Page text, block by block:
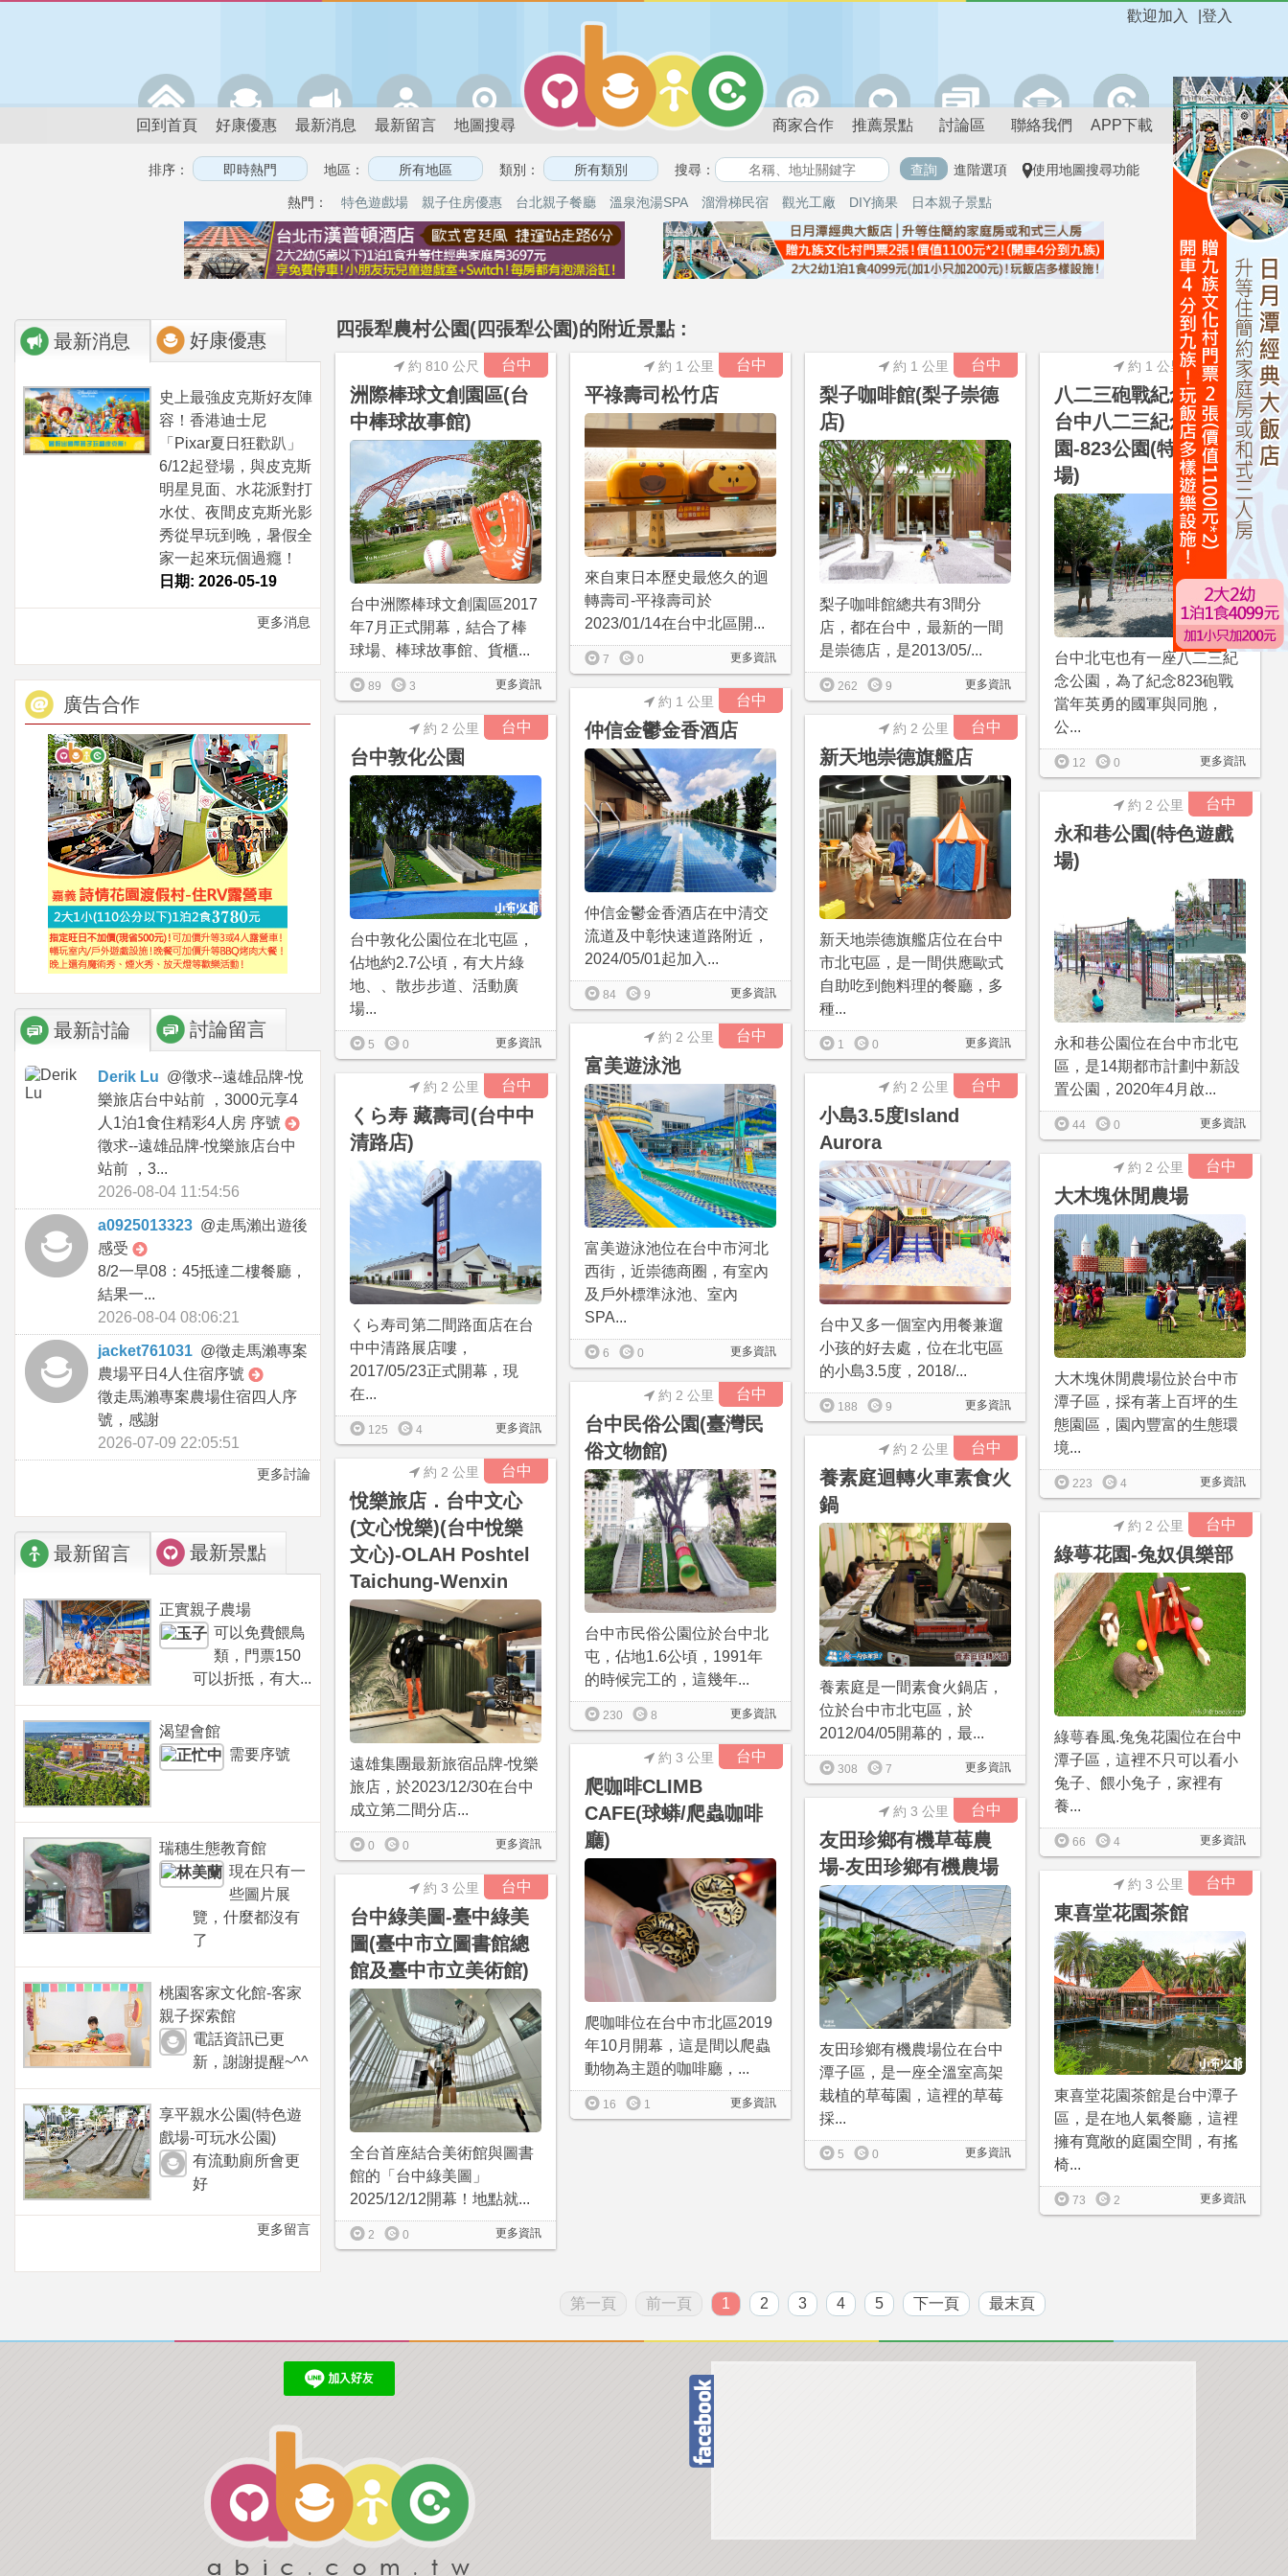
登入
歡迎加入
回到首頁 好康優惠 最新消息 最新留言 地圖搜尋 商家合作 推薦景點 討論區 聯絡我們 APP下載
排序： 地區： 類別： 搜尋： 進階選項 使用地圖搜尋功能
熱門： 特色遊戲場 親子住房優惠 台北親子餐廳 溫泉泡湯SPA 溜滑梯民宿 觀光工廠 DIY摘果 日本親子景點
最新消息 好康優惠
史上最強皮克斯好友陣
容！香港迪士尼
「Pixar夏日狂歡趴」
6/12起登場，與皮克斯
明星見面、水花派對打
水仗、夜間皮克斯光影
秀從早玩到晚，暑假全
家一起來玩個過癮！
日期: 2026-05-19
更多消息
廣告合作
最新討論 討論留言
Derik Lu @徵求--遠雄品牌-悅
樂旅店台中站前 ，3000元享4
人1泊1食住精彩4人房 序號
徵求--遠雄品牌-悅樂旅店台中
站前 ，3...
2026-08-04 11:54:56
a0925013323 @走馬瀨出遊後
感受
8/2一早08：45抵達二樓餐廳，
結果一...
2026-08-04 08:06:21
jacket761031 @徵走馬瀨專案
農場平日4人住宿序號
徵走馬瀨專案農場住宿四人序
號，感謝
2026-07-09 22:05:51
更多討論
最新留言 最新景點
正實親子農場
可以免費餵鳥
類，門票150
可以折抵，有大...
渴望會館
需要序號
瑞穗生態教育館
現在只有一
些圖片展
覽，什麼都沒有
了
桃園客家文化館-客家
親子探索館
電話資訊已更
新，謝謝提醒~^^
享平親水公園(特色遊
戲場-可玩水公園)
有流動廁所會更
好
更多留言
四張犁農村公園(四張犁公園)的附近景點 : 進階搜尋
台中
約 810 公尺
洲際棒球文創園區(台
中棒球故事館)
台中洲際棒球文創園區2017
年7月正式開幕，結合了棒
球場、棒球故事館、貨櫃...
更多資訊
89 3
台中
約 1 公里
平祿壽司松竹店
來自東日本歷史最悠久的迴
轉壽司-平祿壽司於
2023/01/14在台中北區開...
更多資訊
7 0
台中
約 1 公里
梨子咖啡館(梨子崇德
店)
梨子咖啡館總共有3間分
店，都在台中，最新的一間
是崇德店，是2013/05/...
更多資訊
262 9
台中
約 1 公里
八二三砲戰紀念公園-
台中八二三紀念公
園-823公園(特色遊戲
場)
台中北屯也有一座八二三紀
念公園，為了紀念823砲戰
當年英勇的國軍與同胞，
公...
更多資訊
12 0
台中
約 1 公里
仲信金鬱金香酒店
仲信金鬱金香酒店在中清交
流道及中彰快速道路附近，
2024/05/01起加入...
更多資訊
84 9
台中
約 2 公里
台中敦化公園
台中敦化公園位在北屯區，
佔地約2.7公頃，有大片綠
地、、散步步道、活動廣
場...
更多資訊
5 0
台中
約 2 公里
新天地崇德旗艦店
新天地崇德旗艦店位在台中
市北屯區，是一間供應歐式
自助吃到飽料理的餐廳，多
種...
更多資訊
1 0
台中
約 2 公里
永和巷公園(特色遊戲
場)
永和巷公園位在台中市北屯
區，是14期都市計劃中新設
置公園，2020年4月啟...
更多資訊
44 0
台中
約 2 公里
富美遊泳池
富美遊泳池位在台中市河北
西街，近崇德商圈，有室內
及戶外標準泳池、室內
SPA...
更多資訊
6 0
台中
約 2 公里
くら寿 藏壽司(台中中
清路店)
くら寿司第二間路面店在台
中中清路展店嘍，
2017/05/23正式開幕，現
在...
更多資訊
125 4
台中
約 2 公里
小島3.5度Island
Aurora
台中又多一個室內用餐兼遛
小孩的好去處，位在北屯區
的小島3.5度，2018/...
更多資訊
188 9
台中
約 2 公里
大木塊休閒農場
大木塊休閒農場位於台中市
潭子區，採有著上百坪的生
態園區，園內豐富的生態環
境...
更多資訊
223 4
台中
約 2 公里
台中民俗公園(臺灣民
俗文物館)
台中市民俗公園位於台中北
屯，佔地1.6公頃，1991年
的時候完工的，這幾年...
更多資訊
230 8
台中
約 2 公里
養素庭迴轉火車素食火
鍋
養素庭是一間素食火鍋店，
位於台中市北屯區，於
2012/04/05開幕的，最...
更多資訊
308 7
台中
約 2 公里
悅樂旅店．台中文心
(文心悅樂)(台中悅樂
文心)-OLAH Poshtel
Taichung-Wenxin
遠雄集團最新旅宿品牌-悅樂
旅店，於2023/12/30在台中
成立第二間分店...
更多資訊
0 0
台中
約 2 公里
綠萼花園-兔奴俱樂部
綠萼春風.兔兔花園位在台中
潭子區，這裡不只可以看小
兔子、餵小兔子，家裡有
養...
更多資訊
66 4
台中
約 3 公里
爬咖啡CLIMB
CAFE(球蟒/爬蟲咖啡
廳)
爬咖啡位在台中市北區2019
年10月開幕，這是間以爬蟲
動物為主題的咖啡廳，...
更多資訊
16 1
台中
約 3 公里
友田珍鄉有機草莓農
場-友田珍鄉有機農場
友田珍鄉有機農場位在台中
潭子區，是一座全溫室高架
栽植的草莓園，這裡的草莓
採...
更多資訊
5 0
台中
約 3 公里
東喜堂花園茶館
東喜堂花園茶館是台中潭子
區，是在地人氣餐廳，這裡
擁有寬敞的庭園空間，有搖
椅...
更多資訊
73 2
台中
約 3 公里
台中綠美圖-臺中綠美
圖(臺中市立圖書館總
館及臺中市立美術館)
全台首座結合美術館與圖書
館的「台中綠美圖」
2025/12/12開幕！地點就...
更多資訊
2 0
第一頁 前一頁 1 2 3 4 5 下一頁 最末頁